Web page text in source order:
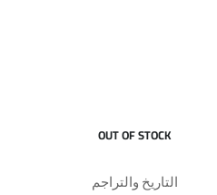
OUT OF STOCK
التاريخ والتراجم